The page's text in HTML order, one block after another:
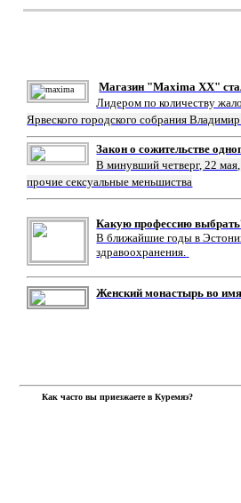
Магазин "Maxima XX"
Лидером по количеству
Ярвеского городского собрания
Закон о сожительстве
В минувший четверг, 22
прочие сексуальные меньшиства
Какую профессию
В ближайшие годы в
здравоохранения.
Женский монастырь во
Как часто вы приезжаете в Куремяэ?